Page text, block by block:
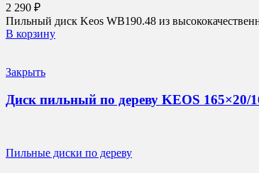
2 290 ₽
Пильный диск Keos WB190.48 из
В корзину
Закрыть
Диск пильный по дереву KEOS 165×20/
Пильные диски по дереву